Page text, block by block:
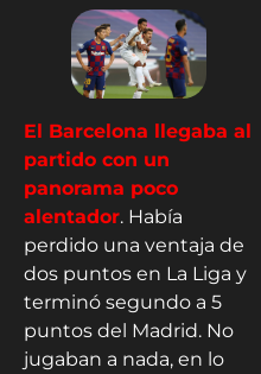
El Barcelona llegaba al
partido con un
panorama poco
alentador. Había
perdido una ventaja de
dos puntos en La Liga y
terminó segundo a 5
puntos del Madrid. No
jugaban a nada, en lo